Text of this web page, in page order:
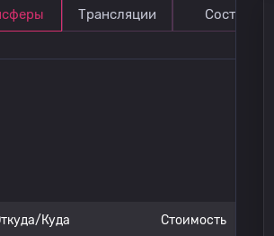
Трансляции Состав
Куда Стоимость